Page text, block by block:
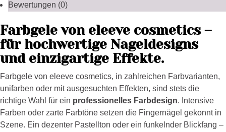
Bewertungen (0)
Farbgele von eleeve cosmetics –
für hochwertige Nageldesigns
und einzigartige Effekte.
Farbgele von eleeve cosmetics, in zahlreichen Farbvarianten,
unifarben oder mit ausgesuchten Effekten, sind stets die
richtige Wahl für ein professionelles Farbdesign. Intensive
Farben oder zarte Farbtöne setzen die Fingernägel gekonnt in
Szene. Ein dezenter Pastellton oder ein funkelnder Blickfang –